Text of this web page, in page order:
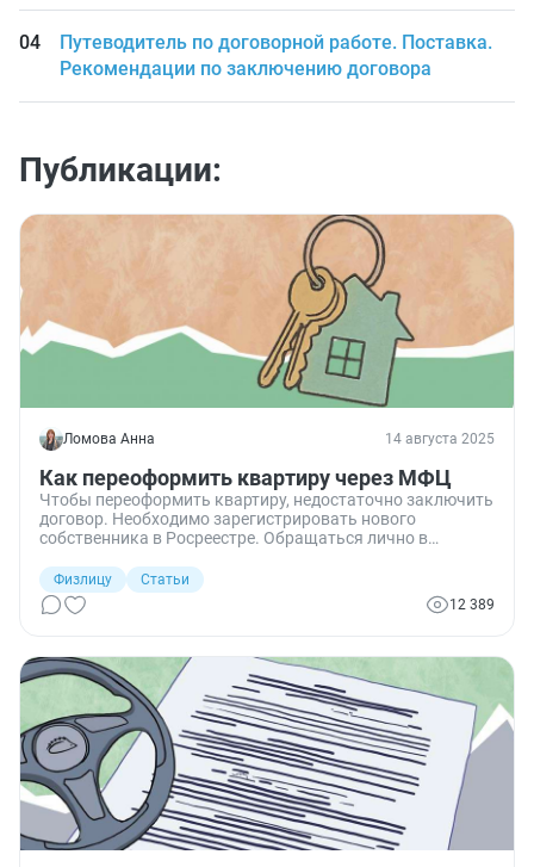
Путеводитель по договорной работе. Поставка.
Рекомендации по заключению договора
Публикации:
Ломова Анна 14 августа 2025
Как переоформить квартиру через МФЦ
Чтобы переоформить квартиру, недостаточно заключить
договор. Необходимо зарегистрировать нового
собственника в Росреестре. Обращаться лично в
доступно. А к онлайн-регистрации еще не все привыкли,
тем более когда требуется консультация специалиста.
Проще всего это сделать через МФЦ. Я расскажу, какие
Физлицу
Статьи
12 389